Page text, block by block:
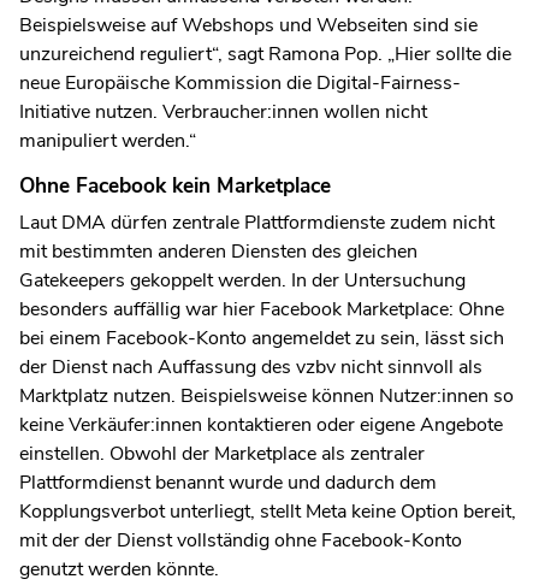
Beispielsweise auf Webshops und Webseiten sind sie
unzureichend reguliert“, sagt Ramona Pop. „Hier sollte die
neue Europäische Kommission die Digital-Fairness-
Initiative nutzen. Verbraucher:innen wollen nicht
manipuliert werden.“
Ohne Facebook kein Marketplace
Laut DMA dürfen zentrale Plattformdienste zudem nicht
mit bestimmten anderen Diensten des gleichen
Gatekeepers gekoppelt werden. In der Untersuchung
besonders auffällig war hier Facebook Marketplace: Ohne
bei einem Facebook-Konto angemeldet zu sein, lässt sich
der Dienst nach Auffassung des vzbv nicht sinnvoll als
Marktplatz nutzen. Beispielsweise können Nutzer:innen so
keine Verkäufer:innen kontaktieren oder eigene Angebote
einstellen. Obwohl der Marketplace als zentraler
Plattformdienst benannt wurde und dadurch dem
Kopplungsverbot unterliegt, stellt Meta keine Option bereit,
mit der der Dienst vollständig ohne Facebook-Konto
genutzt werden könnte.